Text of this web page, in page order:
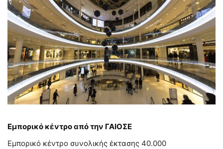
Εμπορικό κέντρο από την ΓΑΙΟΣΕ
Εμπορικό κέντρο συνολικής έκτασης 40.000